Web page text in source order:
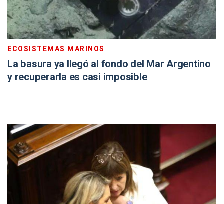
ECOSISTEMAS MARINOS
La basura ya llegó al fondo del Mar Argentino
y recuperarla es casi imposible